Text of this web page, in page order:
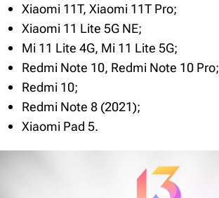
Xiaomi 11T, Xiaomi 11T Pro;
Xiaomi 11 Lite 5G NE;
Mi 11 Lite 4G, Mi 11 Lite 5G;
Redmi Note 10, Redmi Note 10 Pro;
Redmi 10;
Redmi Note 8 (2021);
Xiaomi Pad 5.